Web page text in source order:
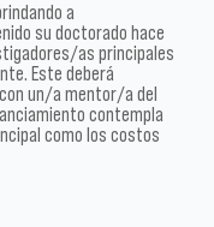
a
su doctorado hace
as principales
Este deberá
un/a mentor/a del
contempla
como los costos